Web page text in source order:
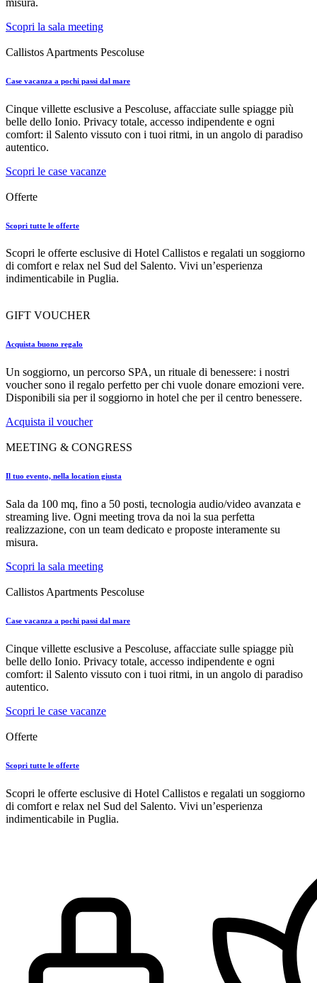
Scopri la sala meeting
Callistos Apartments Pescoluse
Case vacanza a pochi passi dal mare
Cinque villette esclusive a Pescoluse, affacciate sulle spiagge più
belle dello Ionio. Privacy totale, accesso indipendente e ogni
comfort: il Salento vissuto con i tuoi ritmi, in un angolo di paradiso
autentico.
Scopri le case vacanze
Offerte
Scopri tutte le offerte
Scopri le offerte esclusive di Hotel Callistos e regalati un soggiorno
di comfort e relax nel Sud del Salento. Vivi un’esperienza
indimenticabile in Puglia.
GIFT VOUCHER
Acquista buono regalo
Un soggiorno, un percorso SPA, un rituale di benessere: i nostri
voucher sono il regalo perfetto per chi vuole donare emozioni vere.
Disponibili sia per il soggiorno in hotel che per il centro benessere.
Acquista il voucher
MEETING & CONGRESS
Il tuo evento, nella location giusta
Sala da 100 mq, fino a 50 posti, tecnologia audio/video avanzata e
streaming live. Ogni meeting trova da noi la sua perfetta
realizzazione, con un team dedicato e proposte interamente su
misura.
Scopri la sala meeting
Callistos Apartments Pescoluse
Case vacanza a pochi passi dal mare
Cinque villette esclusive a Pescoluse, affacciate sulle spiagge più
belle dello Ionio. Privacy totale, accesso indipendente e ogni
comfort: il Salento vissuto con i tuoi ritmi, in un angolo di paradiso
autentico.
Scopri le case vacanze
Offerte
Scopri tutte le offerte
Scopri le offerte esclusive di Hotel Callistos e regalati un soggiorno
di comfort e relax nel Sud del Salento. Vivi un’esperienza
indimenticabile in Puglia.